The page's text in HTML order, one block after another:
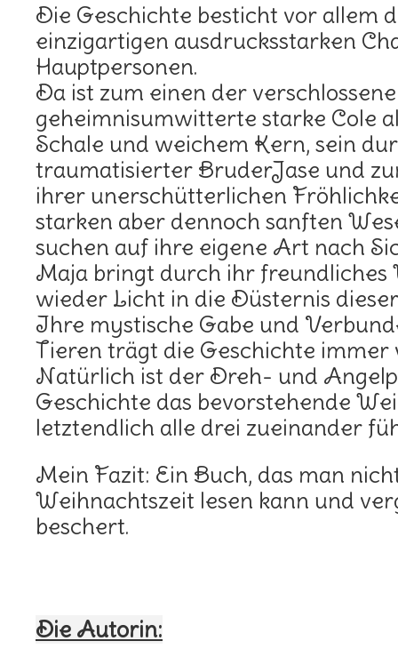
Die Geschichte besticht vor allem
einzigartigen ausdrucksstarken
Hauptpersonen.
Da ist zum einen der verschlossene
geheimnisumwitterte starke Cole
Schale und weichem Kern, sein
traumatisierter BruderJase und
ihrer unerschütterlichen
starken aber dennoch sanften
suchen auf ihre eigene Art nach
Maja bringt durch ihr freundliches
wieder Licht in die Düsternis
Ihre mystische Gabe und
Tieren trägt die Geschichte immer
Natürlich ist der Dreh- und
Geschichte das bevorstehende
letztendlich alle drei zueinander
Mein Fazit: Ein Buch, das man
Weihnachtszeit lesen kann und
beschert.
Die Autorin: